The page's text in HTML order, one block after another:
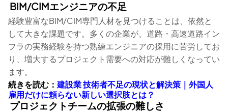
BIM/CIMエンジニアの不足
経験豊富なBIM/CIM専門人材を見つけることは、依然と
して大きな課題です。多くの企業が、道路・高速道路イン
フラの実務経験を持つ熟練エンジニアの採用に苦労してお
り、増大するプロジェクト需要への対応が難しくなってい
ます。
続きを読む： 建設業 技術者不足の現状と解決策｜外国人
雇用だけに頼らない新しい選択肢とは？
プロジェクトチームの拡張の難しさ